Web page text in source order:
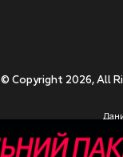
© Copyright 2026, All
Приступаючи до
У разі , якщо Ви